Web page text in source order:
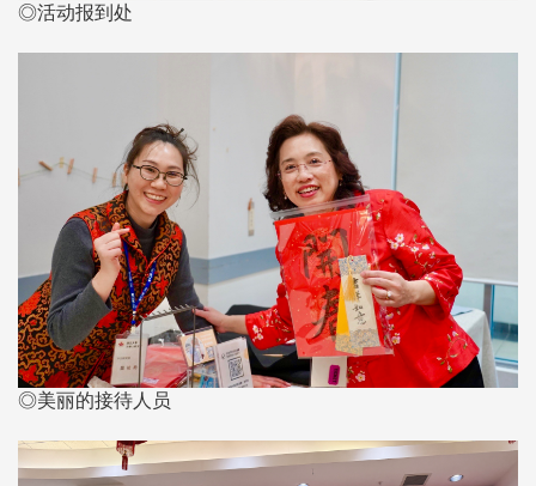
◎活动报到处
◎美丽的接待人员